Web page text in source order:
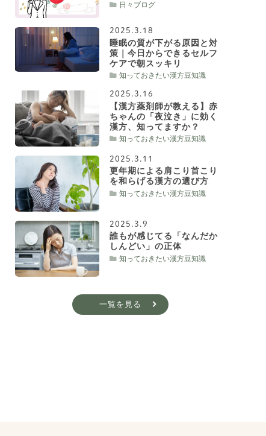
日々ブログ
2025.3.18
睡眠の質が下がる原因と対
策｜今日からできるセルフ
ケアで朝スッキリ
知っておきたい漢方豆知識
2025.3.16
【漢方薬剤師が教える】赤
ちゃんの「夜泣き」に効く
漢方、知ってますか？
知っておきたい漢方豆知識
2025.3.11
更年期による肩こり首こり
を和らげる漢方の選び方
知っておきたい漢方豆知識
2025.3.9
誰もが感じてる「なんだか
しんどい」の正体
知っておきたい漢方豆知識
一覧を見る